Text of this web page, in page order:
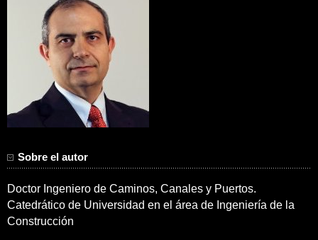
Sobre el autor
Doctor Ingeniero de Caminos, Canales y Puertos.
Catedrático de Universidad en el área de Ingeniería de la
Construcción